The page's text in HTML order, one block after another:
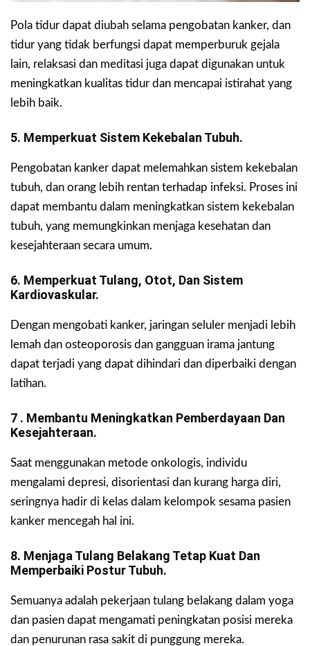
Pola tidur dapat diubah selama pengobatan kanker, dan
tidur yang tidak berfungsi dapat memperburuk gejala
lain, relaksasi dan meditasi juga dapat digunakan untuk
meningkatkan kualitas tidur dan mencapai istirahat yang
lebih baik.
5. Memperkuat Sistem Kekebalan Tubuh.
Pengobatan kanker dapat melemahkan sistem kekebalan
tubuh, dan orang lebih rentan terhadap infeksi. Proses ini
dapat membantu dalam meningkatkan sistem kekebalan
tubuh, yang memungkinkan menjaga kesehatan dan
kesejahteraan secara umum.
6. Memperkuat Tulang, Otot, Dan Sistem
Kardiovaskular.
Dengan mengobati kanker, jaringan seluler menjadi lebih
lemah dan osteoporosis dan gangguan irama jantung
dapat terjadi yang dapat dihindari dan diperbaiki dengan
latihan.
7 . Membantu Meningkatkan Pemberdayaan Dan
Kesejahteraan.
Saat menggunakan metode onkologis, individu
mengalami depresi, disorientasi dan kurang harga diri,
seringnya hadir di kelas dalam kelompok sesama pasien
kanker mencegah hal ini.
8. Menjaga Tulang Belakang Tetap Kuat Dan
Memperbaiki Postur Tubuh.
Semuanya adalah pekerjaan tulang belakang dalam yoga
dan pasien dapat mengamati peningkatan posisi mereka
dan penurunan rasa sakit di punggung mereka.